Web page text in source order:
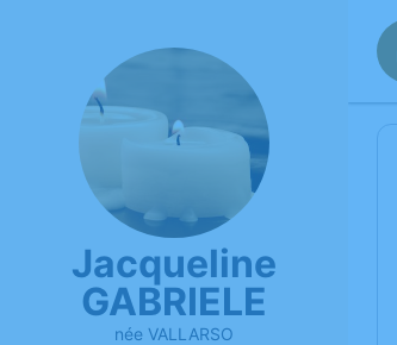
Jacqueline
GABRIELE
née VALLARSO